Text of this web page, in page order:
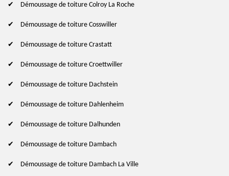
Démoussage de toiture Colroy La Roche
Démoussage de toiture Cosswiller
Démoussage de toiture Crastatt
Démoussage de toiture Croettwiller
Démoussage de toiture Dachstein
Démoussage de toiture Dahlenheim
Démoussage de toiture Dalhunden
Démoussage de toiture Dambach
Démoussage de toiture Dambach La Ville